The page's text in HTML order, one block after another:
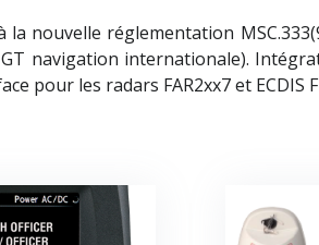
la nouvelle réglementation
navigation internationale).
pour les radars FAR2xx7 et ECDIS